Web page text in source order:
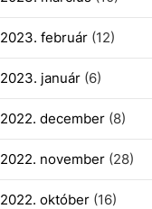
2023. február(12)
2023. január(6)
2022. december(8)
2022. november(28)
2022. október(16)